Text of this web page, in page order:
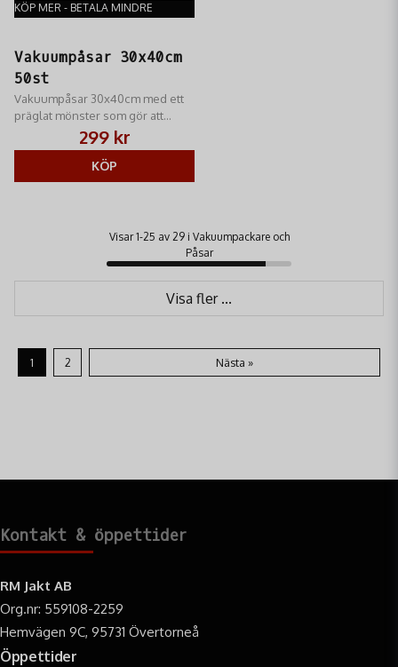
KÖP MER - BETALA MINDRE
Vakuumpåsar 30x40cm
50st
Vakuumpåsar 30x40cm med ett
präglat mönster som gör att
luften kan evakueras effektivt vid
användning i
vakuumförpackningsmaskiner
utan kammare.
299 kr
KÖP
Visar 1-25 av 29 i Vakuumpackare och
Påsar
Visa fler ...
1 2 Nästa »
Kontakt & öppettider
RM Jakt AB
Org.nr: 559108-2259
Hemvägen 9C, 95731 Övertorneå
Öppettider